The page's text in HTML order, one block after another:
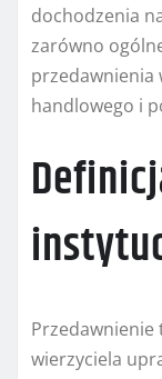
dochodzenia
zarówno
przedawnienia
handlowego i
wierzyciela